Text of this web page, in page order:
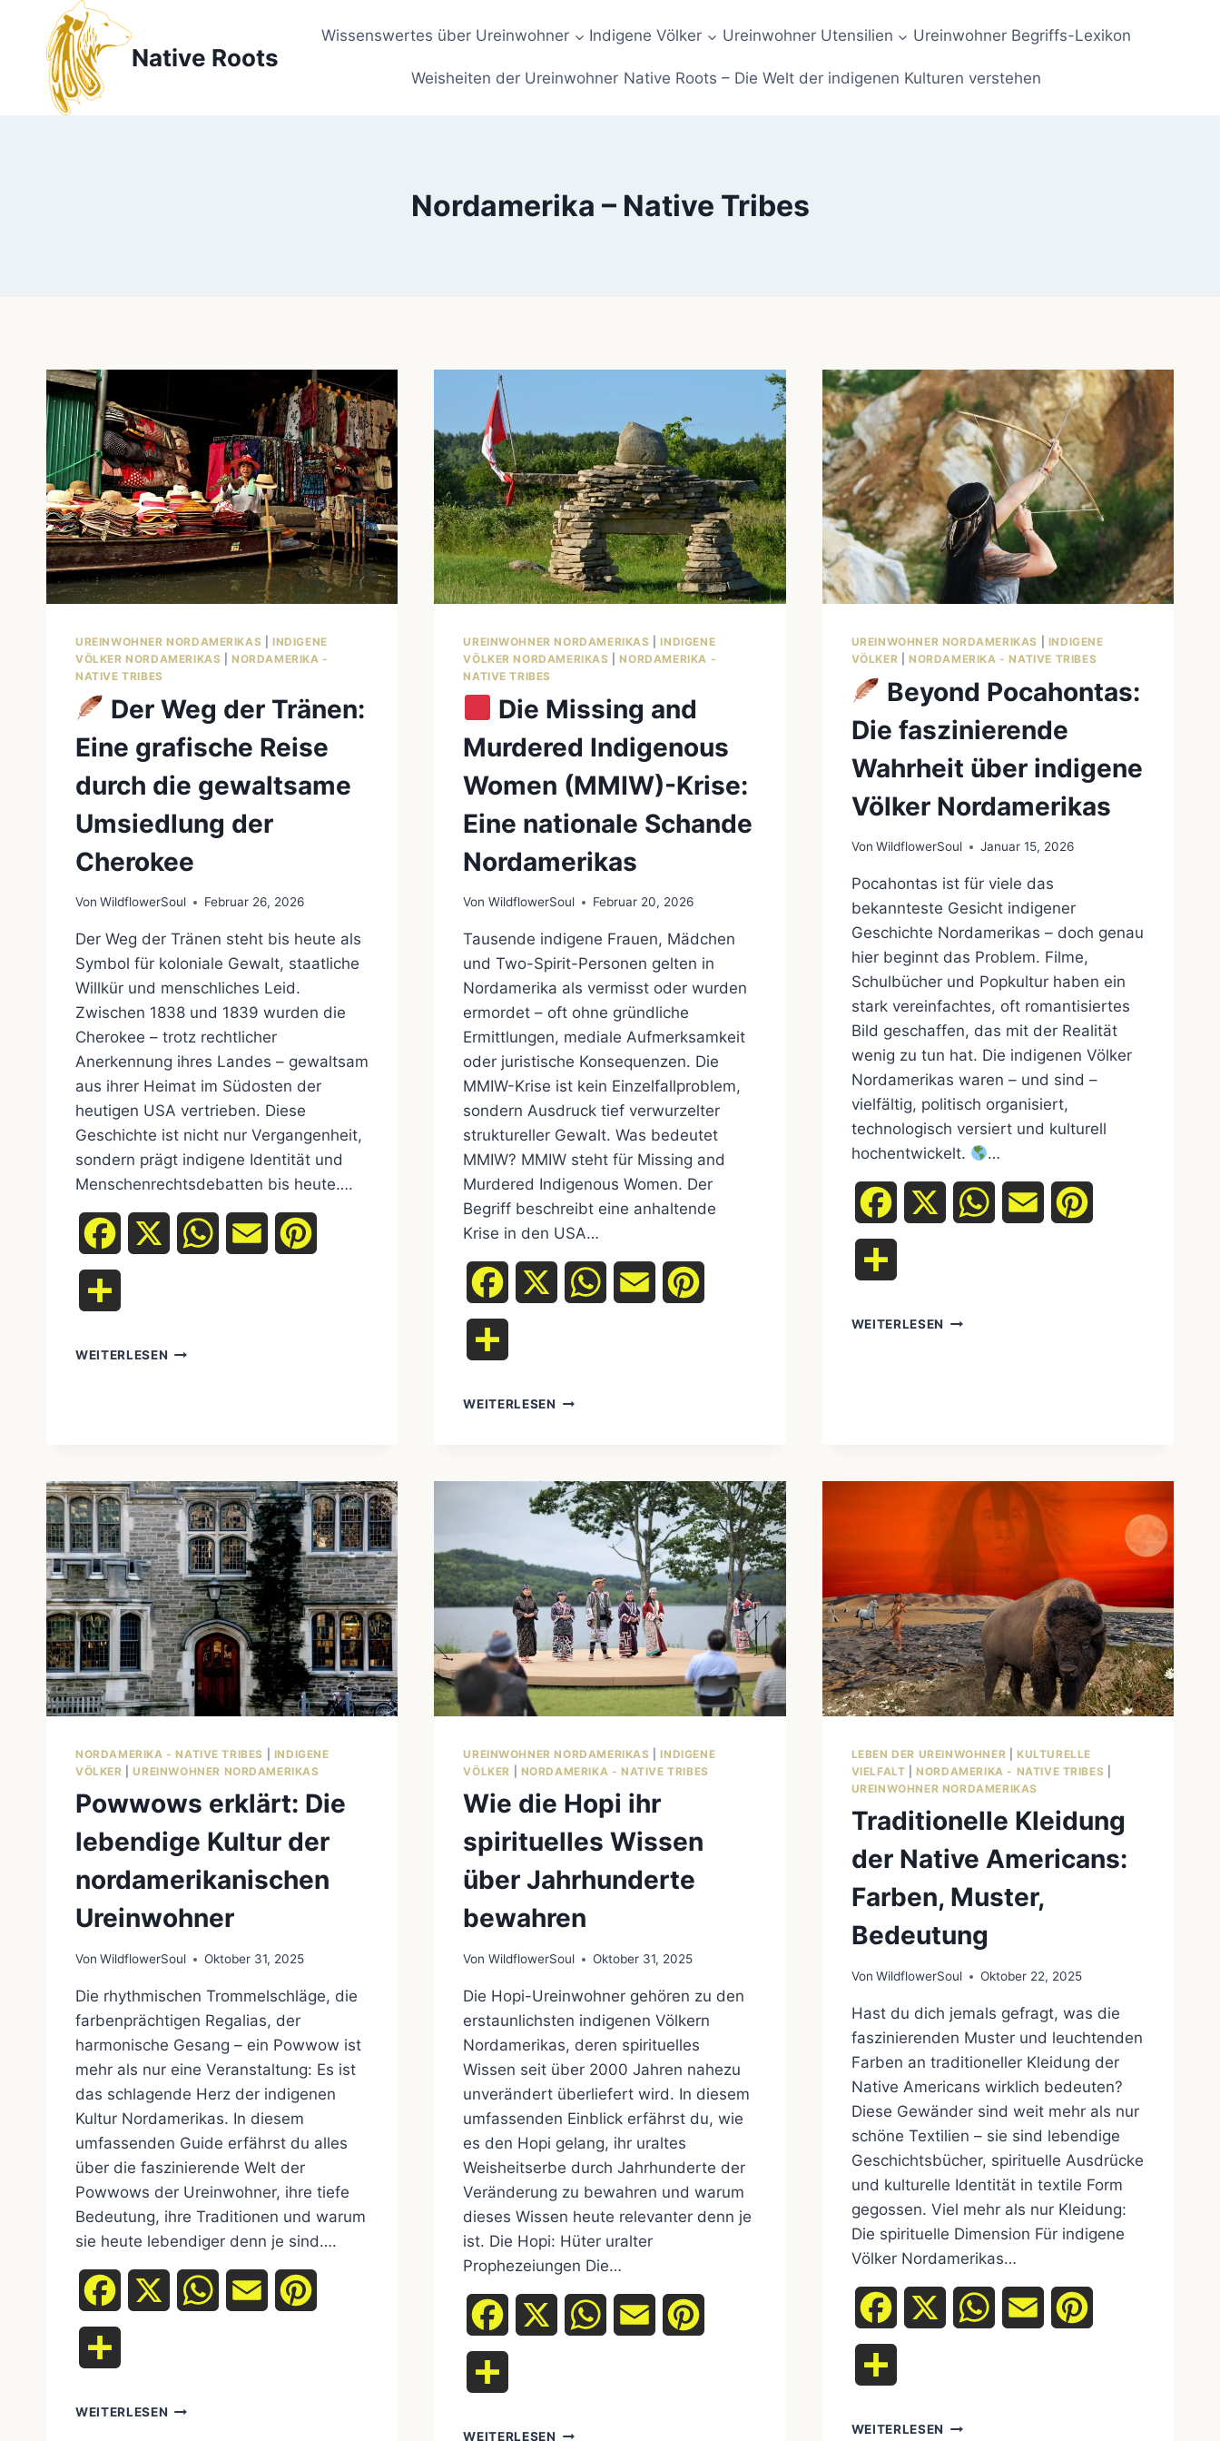
springen
Native Roots
Wissenswertes über Ureinwohner Indigene Völker Ureinwohner Utensilien Ureinwohner Begriffs-Lexikon
Weisheiten der Ureinwohner Native Roots – Die Welt der indigenen Kulturen verstehen
Nordamerika – Native Tribes
UREINWOHNER NORDAMERIKAS |INDIGENE
VÖLKER NORDAMERIKAS |NORDAMERIKA -
NATIVE TRIBES
Der Weg der Tränen:
Eine grafische Reise
durch die gewaltsame
Umsiedlung der
Cherokee
Von WildflowerSoul Februar 26, 2026
Der Weg der Tränen steht bis heute als
Symbol für koloniale Gewalt, staatliche
Willkür und menschliches Leid.
Zwischen 1838 und 1839 wurden die
Cherokee – trotz rechtlicher
Anerkennung ihres Landes – gewaltsam
aus ihrer Heimat im Südosten der
heutigen USA vertrieben. Diese
Geschichte ist nicht nur Vergangenheit,
sondern prägt indigene Identität und
Menschenrechtsdebatten bis heute….
Facebook WhatsAppEmail
WEITERLESEN
REISE
DURCH
DIE
GEWALTSAME
UMSIEDLUNG
DER
CHEROKEE
UREINWOHNER NORDAMERIKAS |INDIGENE
VÖLKER NORDAMERIKAS |NORDAMERIKA -
NATIVE TRIBES
Die Missing and
Murdered Indigenous
Women (MMIW)-Krise:
Eine nationale Schande
Nordamerikas
Von WildflowerSoul Februar 20, 2026
Tausende indigene Frauen, Mädchen
und Two-Spirit-Personen gelten in
Nordamerika als vermisst oder wurden
ermordet – oft ohne gründliche
Ermittlungen, mediale Aufmerksamkeit
oder juristische Konsequenzen. Die
MMIW-Krise ist kein Einzelfallproblem,
sondern Ausdruck tief verwurzelter
struktureller Gewalt. Was bedeutet
MMIW? MMIW steht für Missing and
Murdered Indigenous Women. Der
Begriff beschreibt eine anhaltende
Krise in den USA…
Facebook WhatsAppEmail
WEITERLESEN
INDIGENOUS
WOMEN
(MMIW)-
EINE
NATIONALE
SCHANDE
NORDAMERIKAS
UREINWOHNER NORDAMERIKAS
INDIGENE
VÖLKER |NORDAMERIKA - NATIVE TRIBES
Beyond Pocahontas:
Die faszinierende
Wahrheit über indigene
Völker Nordamerikas
Von WildflowerSoul Januar 15, 2026
Pocahontas ist für viele das
bekannteste Gesicht indigener
Geschichte Nordamerikas – doch genau
hier beginnt das Problem. Filme,
Schulbücher und Popkultur haben ein
stark vereinfachtes, oft romantisiertes
Bild geschaffen, das mit der Realität
wenig zu tun hat. Die indigenen Völker
Nordamerikas waren – und sind –
vielfältig, politisch organisiert,
technologisch versiert und kulturell
hochentwickelt.
…
Facebook WhatsAppEmail
WEITERLESEN
NORDAMERIKAS
NORDAMERIKA - NATIVE TRIBES
INDIGENE
VÖLKER
|UREINWOHNER NORDAMERIKAS
Powwows erklärt: Die
lebendige Kultur der
nordamerikanischen
Ureinwohner
Von WildflowerSoul Oktober 31, 2025
Die rhythmischen Trommelschläge, die
farbenprächtigen Regalias, der
harmonische Gesang – ein Powwow ist
mehr als nur eine Veranstaltung: Es ist
das schlagende Herz der indigenen
Kultur Nordamerikas. In diesem
umfassenden Guide erfährst du alles
über die faszinierende Welt der
Powwows der Ureinwohner, ihre tiefe
Bedeutung, ihre Traditionen und warum
sie heute lebendiger denn je sind….
Facebook WhatsAppEmail
WEITERLESEN POWWOWS
UREINWOHNER NORDAMERIKAS |INDIGENE
VÖLKER
NORDAMERIKA - NATIVE TRIBES
Wie die Hopi ihr
spirituelles Wissen
über Jahrhunderte
bewahren
Von WildflowerSoul Oktober 31, 2025
Die Hopi-Ureinwohner gehören zu den
erstaunlichsten indigenen Völkern
Nordamerikas, deren spirituelles
Wissen seit über 2000 Jahren nahezu
unverändert überliefert wird. In diesem
umfassenden Einblick erfährst du, wie
es den Hopi gelang, ihr uraltes
Weisheitserbe durch Jahrhunderte der
Veränderung zu bewahren und warum
dieses Wissen heute relevanter denn je
ist. Die Hopi: Hüter uralter
Prophezeiungen Die…
Facebook WhatsAppEmail
WEITERLESEN WIE
LEBEN DER UREINWOHNER
KULTURELLE
VIELFALT |NORDAMERIKA - NATIVE TRIBES
UREINWOHNER NORDAMERIKAS
Traditionelle Kleidung
der Native Americans:
Farben, Muster,
Bedeutung
Von WildflowerSoul Oktober 22, 2025
Hast du dich jemals gefragt, was die
faszinierenden Muster und leuchtenden
Farben an traditioneller Kleidung der
Native Americans wirklich bedeuten?
Diese Gewänder sind weit mehr als nur
schöne Textilien – sie sind lebendige
Geschichtsbücher, spirituelle Ausdrücke
und kulturelle Identität in textile Form
gegossen. Viel mehr als nur Kleidung:
Die spirituelle Dimension Für indigene
Völker Nordamerikas…
Facebook WhatsAppEmail
WEITERLESEN TRADITIONELLE